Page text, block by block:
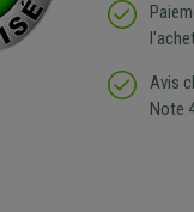
Avis
Note